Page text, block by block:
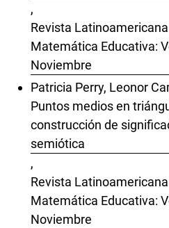
,
Revista
Matemática Educativa:
Noviembre
Patricia Perry, Leonor
Puntos medios en
construcción de
semiótica
,
Revista
Matemática Educativa:
Noviembre